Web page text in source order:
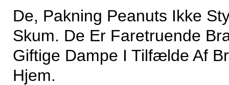
De, Pakning Peanuts Ikke
Skum. De Er Faretruende
Giftige Dampe I Tilfælde Af
Hjem.